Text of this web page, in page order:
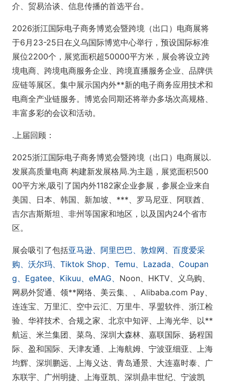
介、贸易洽谈、信息传播的首选平台。
2026浙江国际电子商务博览会暨跨境（出口）电商展将
于6月23-25日在义乌国际博览中心举行，预设国际标准
展位2200个，展览面积超50000平方米，展会将设立跨
境电商、跨境电商服务企业、跨境直播服务企业、品牌供
应链等展区。集中展示国内外**新的电子商务应用技术和
电商全产业链服务。博览会同期还将举办多场次高规格、
丰富多彩的会议和活动。
.上届回顾：
2025浙江国际电子商务博览会暨跨境（出口）电商展以.
发展高质量电商 构建新发展格局.为主题，展览面积500
00平方米,吸引了国内外1182家企业参展，参展企业来自
美国、日本、韩国、新加坡、***、罗马尼亚、阿联酋、
吉尔吉斯斯坦、非州等国家和地区，以及国内24个省市
区。
展会吸引了包括亚马逊、阿里巴巴、敦煌网、百度爱采
购、沃尔玛、Tiktok Shop、Temu、Lazada、Coupan
g、Egatee、Kikuu、eMAG、 Noon、HKTV、义乌购、
网易外贸通、领**网络、美云集、、Alibaba.com Pay、
连连宝、万里汇、空中云汇、万里牛、孚盟软件、浙江检
验、华祥技术、合规之家、北京中知评、上海光华、以**
航运、米兰集团、菜鸟、深圳大森林、嘉联国际、扬程国
际、盈和国际、天津友通、上海航姆、宁波亚细亚、上海
均辉、深圳鹏远、上海义达、青岛通景、大连嘉时泰、广
东联宇、广州明捷、上海亚凯、深圳鼎丰世纪、宁波凯